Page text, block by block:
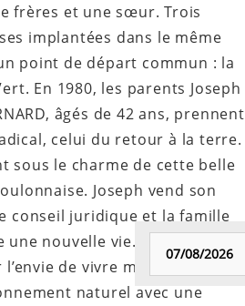
frères et une sœur. Trois
implantées dans le même
point de départ commun : la
En 1980, les parents Joseph
âgés de 42 ans, prennent
celui du retour à la terre.
sous le charme de cette belle
Joseph vend son
conseil juridique et la famille
une nouvelle vie. Le projet est
de vivre mieux, dans un
naturel avec une